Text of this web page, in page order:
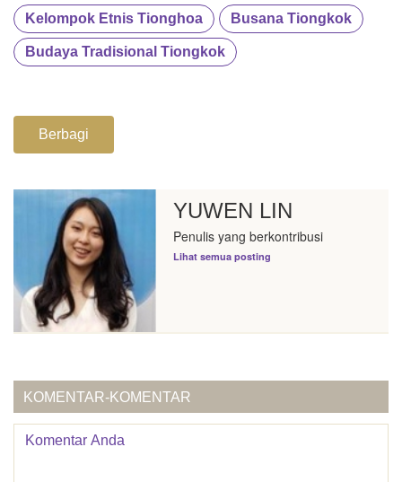
Kelompok Etnis Tionghoa Busana Tiongkok
Budaya Tradisional Tiongkok
Berbagi
YUWEN LIN
Penulis yang berkontribusi
Lihat semua posting
KOMENTAR-KOMENTAR